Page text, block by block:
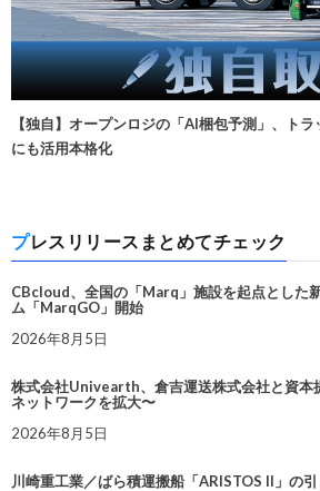
【独自】オープンロジの「AI梱包予測」、ト
にも活用本格化
プレスリリースまとめてチェック
CBcloud、全国の「Marq」施設を起点とした
ム「MarqGO」開始
2026年8月5日
株式会社Univearth、倉吉運送株式会社と資本
ネットワークを拡大〜
2026年8月5日
川崎重工業／ばら積運搬船「ARISTOS II」の